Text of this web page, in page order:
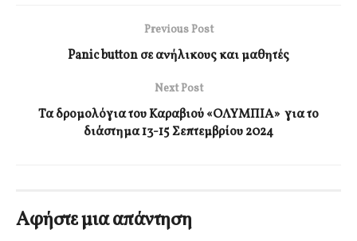
Previous Post
Panic button σε ανήλικους και μαθητές
Next Post
Τα δρομολόγια του Καραβιού «ΟΛΥΜΠΙΑ» για το
διάστημα 13-15 Σεπτεμβρίου 2024
Αφήστε μια απάντηση